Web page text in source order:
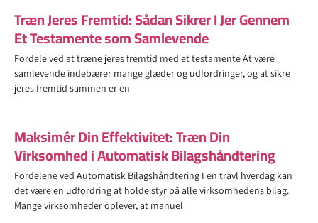
Træn Jeres Fremtid: Sådan Sikrer I Jer Gennem
Et Testamente som Samlevende
Fordele ved at træne jeres fremtid med et testamente At være
samlevende indebærer mange glæder og udfordringer, og at sikre
jeres fremtid sammen er en
Maksimér Din Effektivitet: Træn Din
Virksomhed i Automatisk Bilagshåndtering
Fordelene ved Automatisk Bilagshåndtering I en travl hverdag kan
det være en udfordring at holde styr på alle virksomhedens bilag.
Mange virksomheder oplever, at manuel